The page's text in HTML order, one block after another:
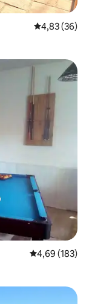
4,83 de uma
4,83 (36)
4,69 de uma
4,69 (183)